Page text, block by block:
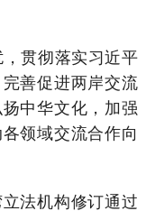
贯彻落实习近平
善促进两岸交流
中华文化，加强
领域交流合作向
法机构修订通过